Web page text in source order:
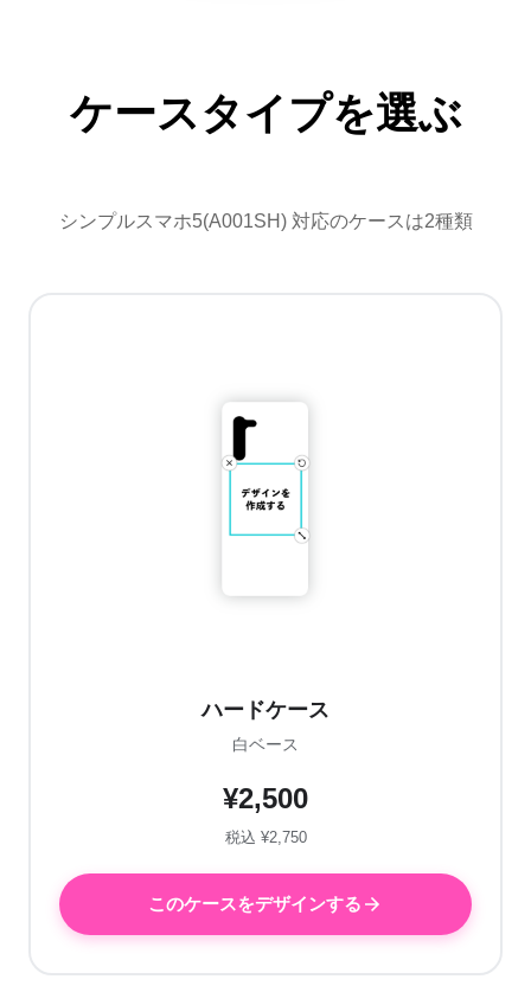
ケースタイプを選ぶ
シンプルスマホ5(A001SH) 対応のケースは2種類
ハードケース
白ベース
¥2,500
税込 ¥2,750
このケースをデザインする